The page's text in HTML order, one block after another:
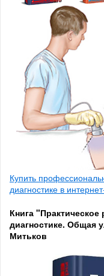
Купить
диагностике в
Книга
диагностике. Общая
Митьков